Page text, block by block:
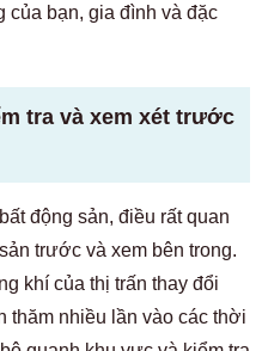
của bạn, gia đình và đặc
tra và xem xét trước
động sản, điều rất quan
trước và xem bên trong.
khí của thị trấn thay đổi
thăm nhiều lần vào các thời